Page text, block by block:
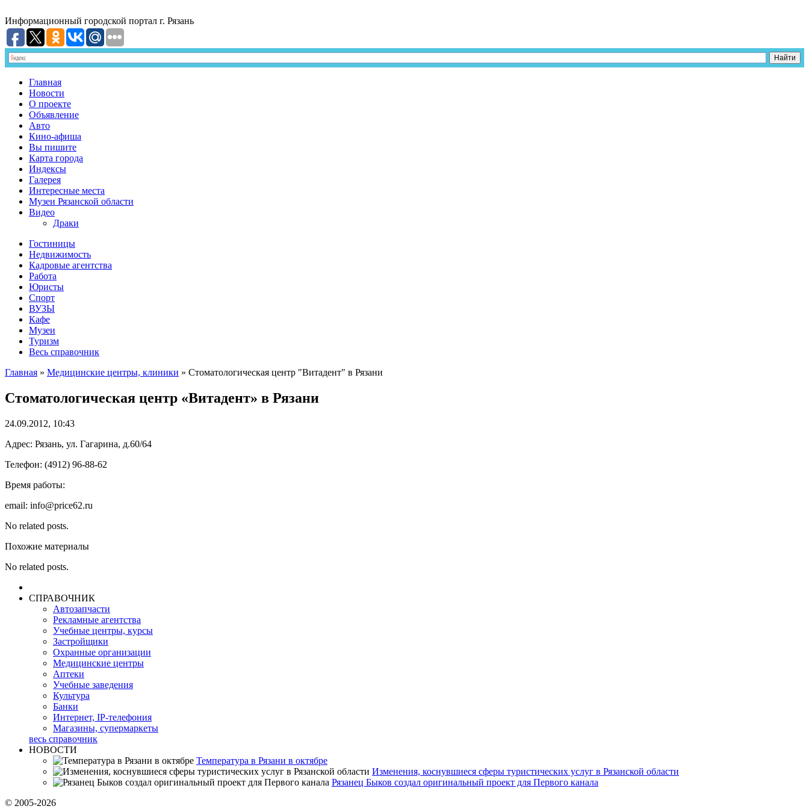
Информационный городской портал г. Рязань
Главная
Новости
О проекте
Объявление
Авто
Кино-афиша
Вы пишите
Карта города
Индексы
Галерея
Интересные места
Музеи Рязанской области
Видео
Драки
Гостиницы
Недвижимость
Кадровые агентства
Работа
Юристы
Спорт
ВУЗЫ
Кафе
Музеи
Туризм
Весь справочник
Главная » Медицинские центры, клиники » Стоматологическая центр "Витадент" в Рязани
Стоматологическая центр «Витадент» в Рязани
24.09.2012, 10:43
Адрес: Рязань, ул. Гагарина, д.60/64
Телефон: (4912) 96-88-62
Время работы:
email: info@price62.ru
No related posts.
Похожие материалы
No related posts.
СПРАВОЧНИК
Автозапчасти
Рекламные агентства
Учебные центры, курсы
Застройщики
Охранные организации
Медицинские центры
Аптеки
Учебные заведения
Культура
Банки
Интернет, IP-телефония
Магазины, супермаркеты
весь справочник
НОВОСТИ
Температура в Рязани в октябре
Изменения, коснувшиеся сферы туристических услуг в Рязанской области
Рязанец Быков создал оригинальный проект для Первого канала
© 2005-2026